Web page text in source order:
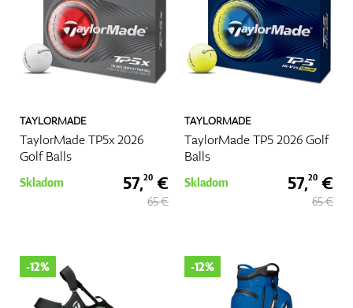
TAYLORMADE
TaylorMade TP5x 2026
Golf Balls
Skladom 57,20 €
65 €
TAYLORMADE
TaylorMade TP5 2026 Golf
Balls
Skladom 57,20 €
65 €
-12% -12%